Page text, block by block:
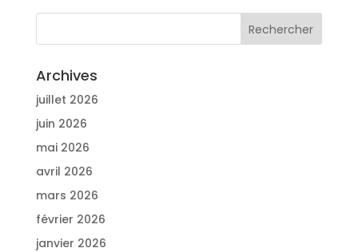
Archives
juillet 2026
juin 2026
mai 2026
avril 2026
mars 2026
février 2026
janvier 2026